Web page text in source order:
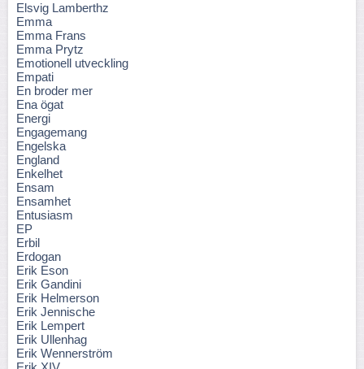
Elsvig Lamberthz
Emma
Emma Frans
Emma Prytz
Emotionell utveckling
Empati
En broder mer
Ena ögat
Energi
Engagemang
Engelska
England
Enkelhet
Ensam
Ensamhet
Entusiasm
EP
Erbil
Erdogan
Erik Eson
Erik Gandini
Erik Helmerson
Erik Jennische
Erik Lempert
Erik Ullenhag
Erik Wennerström